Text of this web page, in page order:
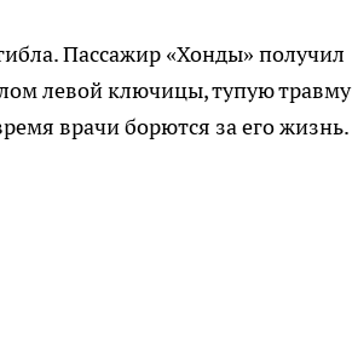
Пассажир «Хонды» получил
левой ключицы, тупую травму
врачи борются за его жизнь.